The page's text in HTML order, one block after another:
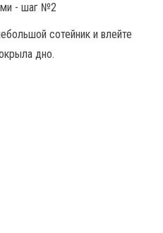
сотейник и влейте
дно.